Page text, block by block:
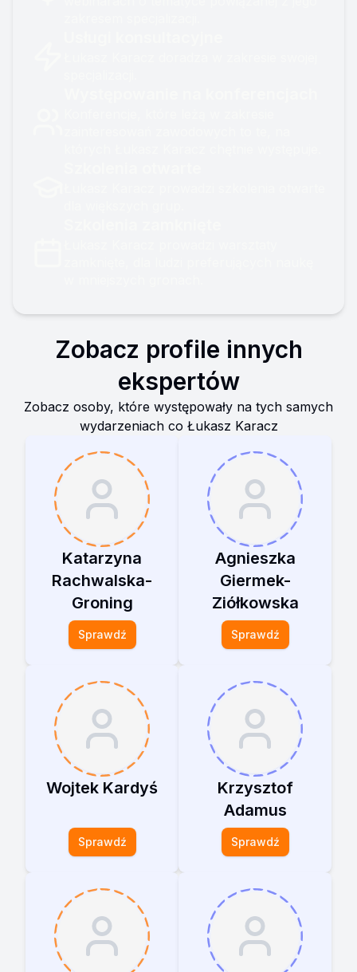
Zobacz profile innych
ekspertów
Zobacz osoby, które występowały na tych samych
wydarzeniach co Łukasz Karacz
Katarzyna
Rachwalska-
Groning
Sprawdź
Agnieszka
Giermek-
Ziółkowska
Sprawdź
Wojtek Kardyś
Sprawdź
Krzysztof
Adamus
Sprawdź